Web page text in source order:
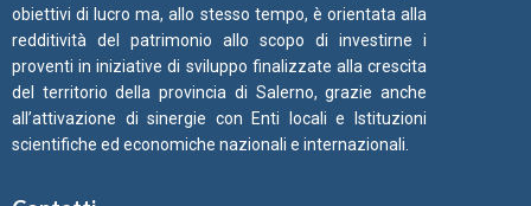
obiettivi di lucro ma, allo stesso tempo, è orientata alla
redditività del patrimonio allo scopo di investirne i
proventi in iniziative di sviluppo finalizzate alla crescita
del territorio della provincia di Salerno, grazie anche
all’attivazione di sinergie con Enti locali e Istituzioni
scientifiche ed economiche nazionali e internazionali.